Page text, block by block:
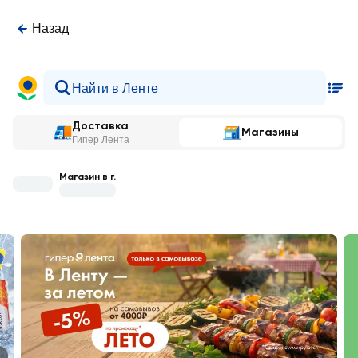
Назад
Доставка
Гипер Лента
Магазины
Магазин в г.